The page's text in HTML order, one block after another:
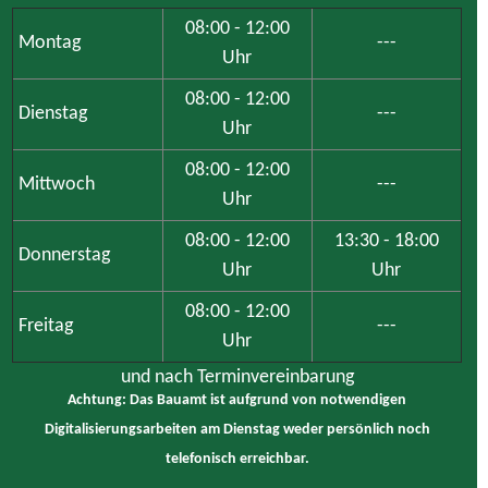
Montag
08:00 - 12:00
Uhr
---
Dienstag
08:00 - 12:00
Uhr
---
Mittwoch
08:00 - 12:00
Uhr
---
Donnerstag
08:00 - 12:00
Uhr
13:30 - 18:00
Uhr
Freitag
08:00 - 12:00
Uhr
---
und nach Terminvereinbarung
Achtung: Das Bauamt ist aufgrund von notwendigen
Digitalisierungsarbeiten am Dienstag weder persönlich noch
telefonisch erreichbar.